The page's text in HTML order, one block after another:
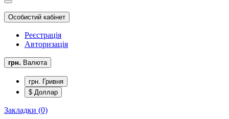
Особистий кабінет
Реєстрація
Авторизація
грн. Валюта
грн. Гривня
$ Доллар
Закладки (0)